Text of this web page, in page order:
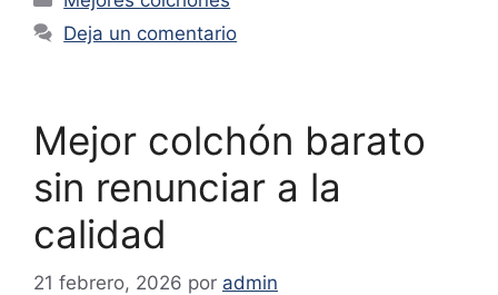
Deja un comentario
Mejor colchón barato
sin renunciar a la
calidad
21 febrero, 2026 por admin